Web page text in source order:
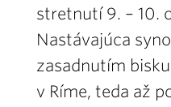
stretnutí 9. – 10.
Nastávajúca
zasadnutím
v Ríme, teda až